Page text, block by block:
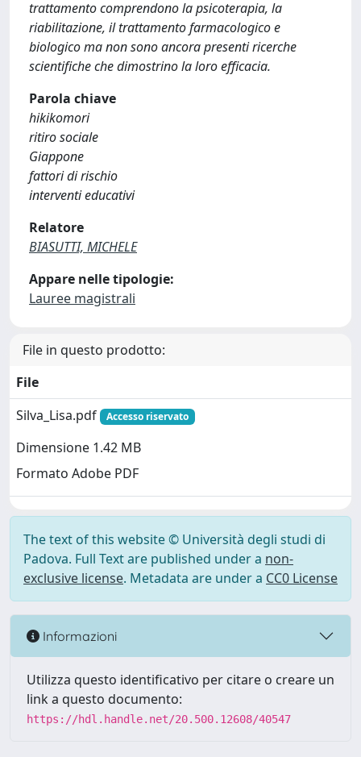
trattamento comprendono la psicoterapia, la
riabilitazione, il trattamento farmacologico e
biologico ma non sono ancora presenti ricerche
scientifiche che dimostrino la loro efficacia.
Parola chiave
hikikomori
ritiro sociale
Giappone
fattori di rischio
interventi educativi
Relatore
BIASUTTI, MICHELE
Appare nelle tipologie:
Lauree magistrali
File in questo prodotto:
File
Silva_Lisa.pdf
Accesso riservato
Dimensione 1.42 MB
Formato Adobe PDF
The text of this website © Università degli studi di
Padova. Full Text are published under a non-
exclusive license. Metadata are under a CC0 License
Informazioni
Utilizza questo identificativo per citare o creare un
link a questo documento:
https://hdl.handle.net/20.500.12608/40547